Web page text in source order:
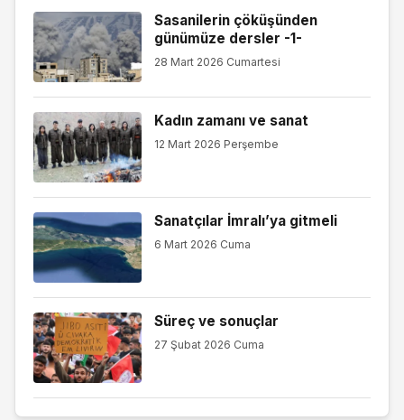
Sasanilerin çöküşünden
günümüze dersler -1-
28 Mart 2026 Cumartesi
Kadın zamanı ve sanat
12 Mart 2026 Perşembe
Sanatçılar İmralı’ya gitmeli
6 Mart 2026 Cuma
Süreç ve sonuçlar
27 Şubat 2026 Cuma